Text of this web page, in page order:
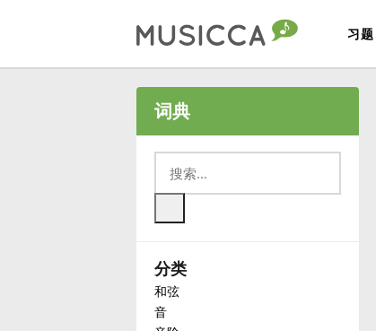
习题
Български
Deutsch
词典
分类
和弦
音